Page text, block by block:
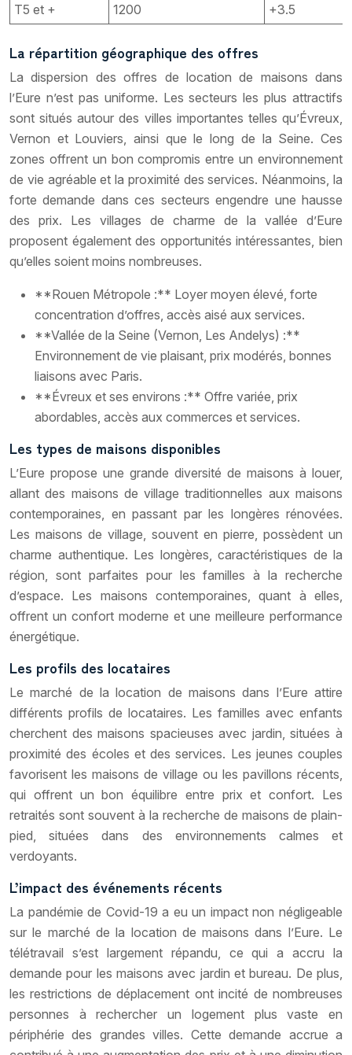
T5 et +
1200 +3.5
La répartition géographique des offres
La dispersion des offres de location de maisons dans
l’Eure n’est pas uniforme. Les secteurs les plus attractifs
sont situés autour des villes importantes telles qu’Évreux,
Vernon et Louviers, ainsi que le long de la Seine. Ces
zones offrent un bon compromis entre un environnement
de vie agréable et la proximité des services. Néanmoins, la
forte demande dans ces secteurs engendre une hausse
des prix. Les villages de charme de la vallée d’Eure
proposent également des opportunités intéressantes, bien
qu’elles soient moins nombreuses.
**Rouen Métropole :** Loyer moyen élevé, forte
concentration d’offres, accès aisé aux services.
**Vallée de la Seine (Vernon, Les Andelys) :**
Environnement de vie plaisant, prix modérés, bonnes
liaisons avec Paris.
**Évreux et ses environs :** Offre variée, prix
abordables, accès aux commerces et services.
Les types de maisons disponibles
L’Eure propose une grande diversité de maisons à louer,
allant des maisons de village traditionnelles aux maisons
contemporaines, en passant par les longères rénovées.
Les maisons de village, souvent en pierre, possèdent un
charme authentique. Les longères, caractéristiques de la
région, sont parfaites pour les familles à la recherche
d’espace. Les maisons contemporaines, quant à elles,
offrent un confort moderne et une meilleure performance
énergétique.
Les profils des locataires
Le marché de la location de maisons dans l’Eure attire
différents profils de locataires. Les familles avec enfants
cherchent des maisons spacieuses avec jardin, situées à
proximité des écoles et des services. Les jeunes couples
favorisent les maisons de village ou les pavillons récents,
qui offrent un bon équilibre entre prix et confort. Les
retraités sont souvent à la recherche de maisons de plain-
pied, situées dans des environnements calmes et
verdoyants.
L’impact des événements récents
La pandémie de Covid-19 a eu un impact non négligeable
sur le marché de la location de maisons dans l’Eure. Le
télétravail s’est largement répandu, ce qui a accru la
demande pour les maisons avec jardin et bureau. De plus,
les restrictions de déplacement ont incité de nombreuses
personnes à rechercher un logement plus vaste en
périphérie des grandes villes. Cette demande accrue a